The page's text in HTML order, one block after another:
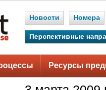
Новости Номера
Перспективные
Ресурсы